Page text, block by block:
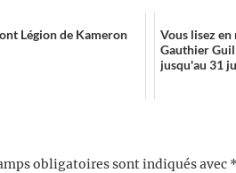
Légion de Kameron
Vous lisez en
Gauthier
jusqu'au 31
obligatoires sont indiqués avec *